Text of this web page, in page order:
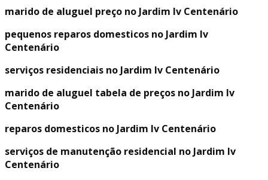
marido de aluguel preço no Jardim Iv Centenário
pequenos reparos domesticos no Jardim Iv
Centenário
serviços residenciais no Jardim Iv Centenário
marido de aluguel tabela de preços no Jardim Iv
Centenário
reparos domesticos no Jardim Iv Centenário
serviços de manutenção residencial no Jardim Iv
Centenário